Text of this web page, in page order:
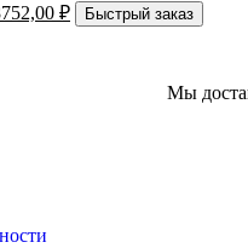
₽ Быстрый заказ
Мы